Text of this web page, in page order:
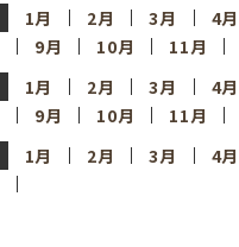
1月 2月 3月 4月
9月 10月 11月
1月 2月 3月 4月
9月 10月 11月
1月 2月 3月 4月